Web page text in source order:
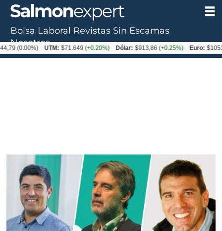
Bolsa Laboral Revistas Sin Escamas
Nosotros
UTM: $71.649 (+0.20%) Dólar: $913,86 (+0.25%) Euro: $1053,08(-